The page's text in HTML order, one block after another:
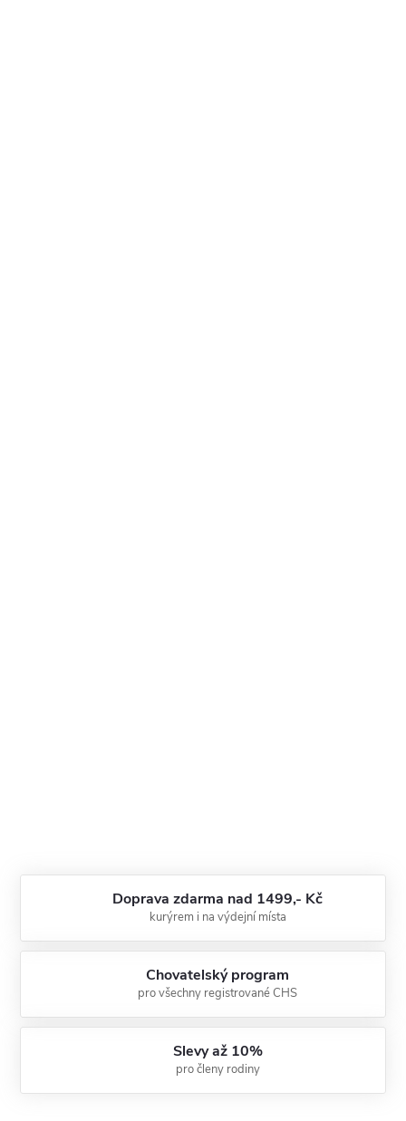
Doprava zdarma nad 1499,- Kč
kurýrem i na výdejní místa
Chovatelský program
pro všechny registrované CHS
Slevy až 10%
pro členy rodiny